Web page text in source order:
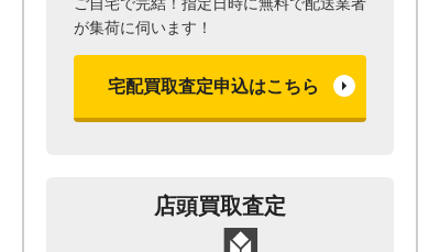
が集荷に伺います！
宅配買取査定申込はこちら
店頭買取査定